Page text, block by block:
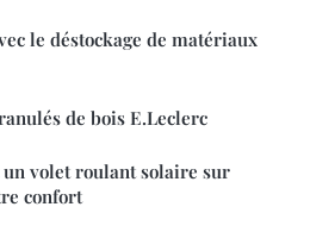
le déstockage de matériaux
de bois E.Leclerc
volet roulant solaire sur
confort